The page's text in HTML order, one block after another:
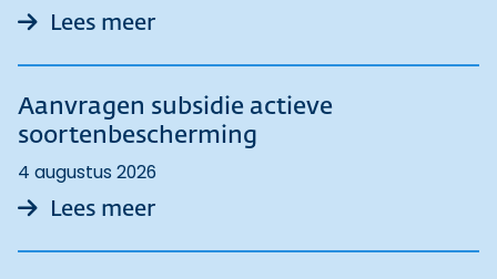
Lees meerover Ontmoeting, innovatie en
Aanvragen subsidie actieve
soortenbescherming
4 augustus 2026
Lees meerover Aanvragen subsidie